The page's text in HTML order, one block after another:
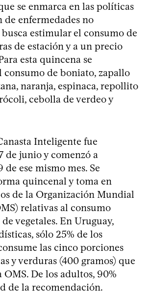
se enmarca en las políticas
de enfermedades no
estimular el consumo de
de estación y a un precio
esta quincena se
consumo de boniato, zapallo
naranja, espinaca, repollito
cebolla de verdeo y
Inteligente fue
de junio y comenzó a
de ese mismo mes. Se
quincenal y toma en
de la Organización Mundial
relativas al consumo
vegetales. En Uruguay,
sólo 25% de los
las cinco porciones
y verduras (400 gramos) que
De los adultos, 90%
de la recomendación.